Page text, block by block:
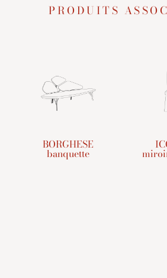
PRODUITS
BORGHESE
banquette